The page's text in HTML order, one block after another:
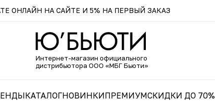
ОНЛАЙН НА САЙТЕ И 5% НА ПЕРВЫЙ ЗАКАЗ
Интернет-магазин официального
дистрибьютора ООО «МБГ Бьюти»
КАТАЛОГНОВИНКИПРЕМИУМСКИДКИ ДО 70%